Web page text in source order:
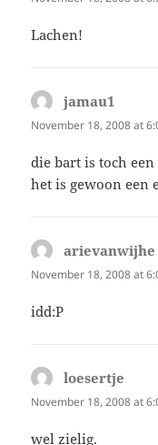
Lachen!
jamau1
November 18, 2008 at
die bart is toch
het is gewoon een
arievanwijhe
November 18, 2008 at
idd:P
loesertje
November 18, 2008 at
wel zielig.